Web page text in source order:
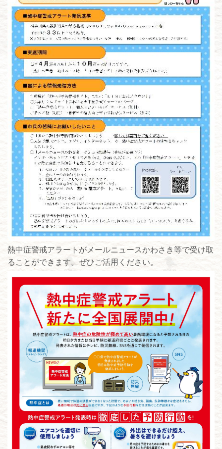
熱中症警戒アラートがメールニュースかわさき等で受け取
ることができます。ぜひご活用ください。